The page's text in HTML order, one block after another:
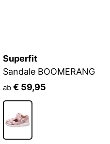
Superfit
Sandale BOOMERANG
ab € 59,95